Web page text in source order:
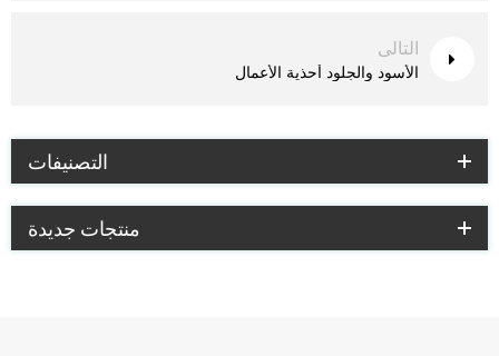
التالى
الأسود والجلود أحذية الأعمال
التصنيفات
منتجات جديدة